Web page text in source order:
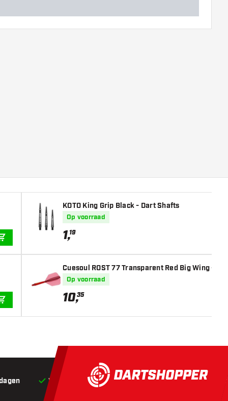
KOTO King Grip Black - Dart Shafts
Op voorraad
1,19
Cuesoul ROST 77 Transparent Red Big Wing -
Op voorraad
10,35
Voor 22:00 besteld,vandaag verstuurd*